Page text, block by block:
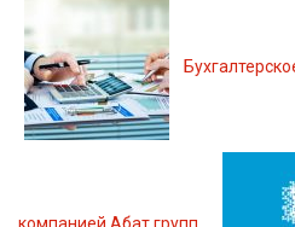
компанией Абат групп